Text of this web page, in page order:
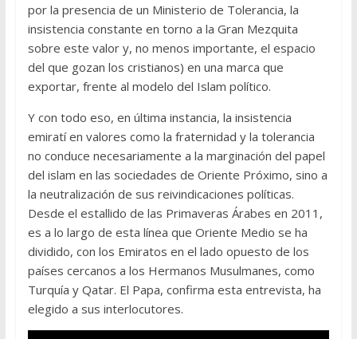
por la presencia de un Ministerio de Tolerancia, la
insistencia constante en torno a la Gran Mezquita
sobre este valor y, no menos importante, el espacio
del que gozan los cristianos) en una marca que
exportar, frente al modelo del Islam político.
Y con todo eso, en última instancia, la insistencia
emiratí en valores como la fraternidad y la tolerancia
no conduce necesariamente a la marginación del papel
del islam en las sociedades de Oriente Próximo, sino a
la neutralización de sus reivindicaciones políticas.
Desde el estallido de las Primaveras Árabes en 2011,
es a lo largo de esta línea que Oriente Medio se ha
dividido, con los Emiratos en el lado opuesto de los
países cercanos a los Hermanos Musulmanes, como
Turquía y Qatar. El Papa, confirma esta entrevista, ha
elegido a sus interlocutores.